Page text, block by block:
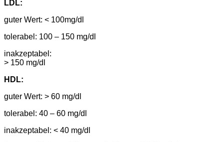
LDL:
guter Wert: < 100mg/dl
tolerabel: 100 – 150 mg/dl
inakzeptabel:
> 150 mg/dl
HDL:
guter Wert: > 60 mg/dl
tolerabel: 40 – 60 mg/dl
inakzeptabel: < 40 mg/dl